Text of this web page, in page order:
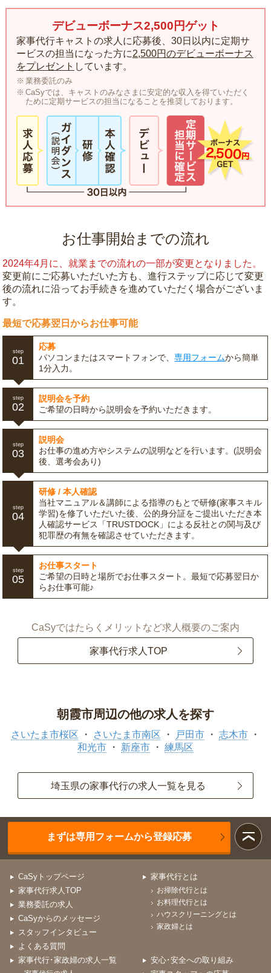
デビューボーナス2,500円ゲット
家事代行キャストの求人に応募後、30日以内に定期サ
ービスの担当になった方に2,500円のデビューボーナス
をプレゼント しています。
業務委託のみ
CaSyでは、キャストのみなさまに安定的な収入を得ていただく
ために定期サービスの担当になることを推奨しております。
お仕事開始までの流れ
2024年4月に、就業までの流れの一部が変更となりました。
変更前にご応募いただいた方も、進行ステップに応じて変更
後の流れに沿ってお手続きを進めていただく場合がございま
す。
最短で応募翌日からお仕事可能
step
01
応募
パソコンまたはスマートフォンで、専用フォームから簡単
1分入力。
step
02
説明会を予約
ご希望の日時から説明会を予約いただきます。
step
03
説明会
お仕事の進め方やシステムの説明などを行います。(説明会
後、選考会あり)
step
04
研修 / 本人確認
当社マニュアル＆講師による指導のもとで研修(家事スキル
学習)を修了いただいた後、公的身分証をご提出いただき本
人確認サービス「TRUSTDOCK」による反社との関与及び
犯罪歴の有無を確認させていただきます。
step
05
お仕事スタート
ご希望の日時と場所でお仕事スタート。最短で応募翌日か
らお仕事可能♪
CaSyではたらくメリットなど求人概要のご案内
家事代行求人TOP
朝霞市周辺の他の求人を探す
さいたま市桜区 さいたま市南区 戸田市
志木市
和光市
新座市 練馬区
埼玉県の家事代行の求人一覧を見る
まずは専用フォームから登録応募
CaSyトップページ
家事代行求人TOP
業務委託の求人
CaSyからのメッセージ
スタッフインタビュー
よくある質問
家事代行とは
お掃除代行とは
お料理代行とは
ハウスクリーニングとは
家政婦とは
家事代行･家政婦の求人一覧
安心･安全への取り組み